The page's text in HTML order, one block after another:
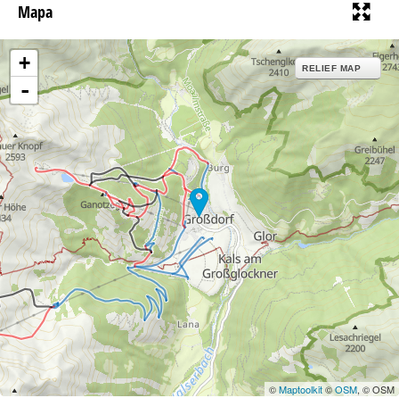
Mapa
+
-
RELIEF MAP
©Maptoolkit©OSM, © OSM